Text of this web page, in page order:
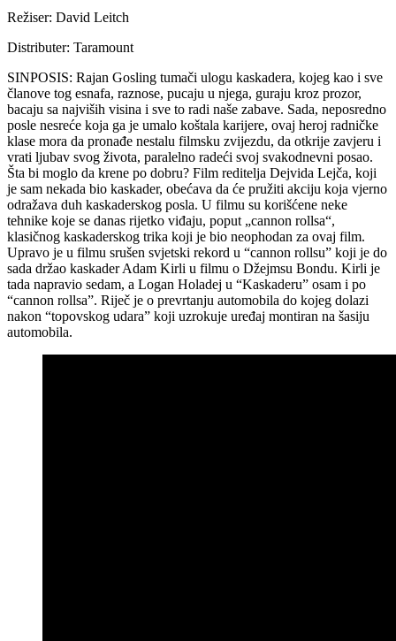
Režiser: David Leitch
Distributer: Taramount
SINPOSIS: Rajan Gosling tumači ulogu kaskadera, kojeg kao i sve
članove tog esnafa, raznose, pucaju u njega, guraju kroz prozor,
bacaju sa najviših visina i sve to radi naše zabave. Sada, neposredno
posle nesreće koja ga je umalo koštala karijere, ovaj heroj radničke
klase mora da pronađe nestalu filmsku zvijezdu, da otkrije zavjeru i
vrati ljubav svog života, paralelno radeći svoj svakodnevni posao.
Šta bi moglo da krene po dobru? Film reditelja Dejvida Lejča, koji
je sam nekada bio kaskader, obećava da će pružiti akciju koja vjerno
odražava duh kaskaderskog posla. U filmu su korišćene neke
tehnike koje se danas rijetko viđaju, poput „cannon rollsa“,
klasičnog kaskaderskog trika koji je bio neophodan za ovaj film.
Upravo je u filmu srušen svjetski rekord u “cannon rollsu” koji je do
sada držao kaskader Adam Kirli u filmu o Džejmsu Bondu. Kirli je
tada napravio sedam, a Logan Holadej u “Kaskaderu” osam i po
“cannon rollsa”. Riječ je o prevrtanju automobila do kojeg dolazi
nakon “topovskog udara” koji uzrokuje uređaj montiran na šasiju
automobila.